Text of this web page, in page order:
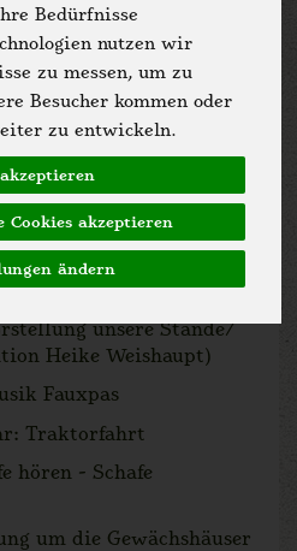
Bedürfnisse
nutzen wir
zu messen, um zu
Besucher kommen oder
zu entwickeln.
Cookies akzeptieren
ändern
Rainer Friedrich,
und
Traktorfahrt
um die Gewächshäuser
Ralley
hören - Hühner
Selbsterne - Kartoffeln
unsere Stände/
Heike Weishaupt)
Fauxpas
Traktorfahrt
hören - Schafe
um die Gewächshäuser